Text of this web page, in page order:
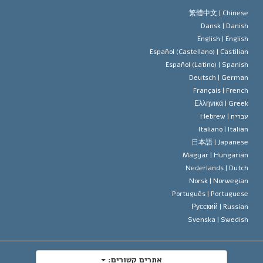
האמונה של ארגון הסיינטולוגיה
הסיינטולוג
מיסקביג'
של זכויות האדם הבינלאומיות
על דת
繁體中文 |
Dansk |
English |
Español (Castellano) |
Español (Latino) |
Deutsch |
Français |
Ελληνικά |
|
Hebrew
Italiano |
日本語 |
Magyar |
Nederlands |
Norsk |
Português |
Русский |
Svenska |
אתרים קשורים: